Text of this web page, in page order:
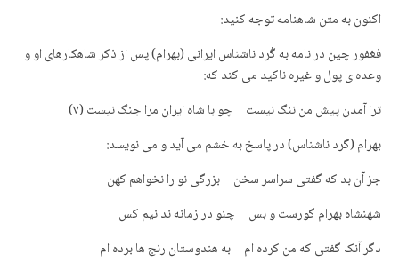
اکنون به متن شاهنامه توجه کنید:
فغفور چین در نامه به گُرد ناشناس ایرانی (بهرام) پس از ذکر شاهکارهای او و
وعده ی پول و غیره ناکید می کند که:
ترا آمدن پیش من ننگ نیست چو با شاه ایران مرا جنگ نیست (٧)
بهرام (گرد ناشناس) در پاسخ به خشم می آید و می نویسد:
جز آن بد که گفتی سراسر سخن بزرگی نو را نخواهم کهن
شهنشاه بهرام گورست و بس چنو در زمانه ندانیم کس
دگر آنک گفتی که من کرده ام به هندوستان رنج ها برده ام